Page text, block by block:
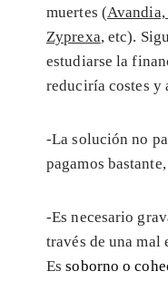
muertes (
Zyprexa, etc).
estudiarse la
reduciría costes y
-La solución no
pagamos
-Es necesario
través de una mal
Essoborno o